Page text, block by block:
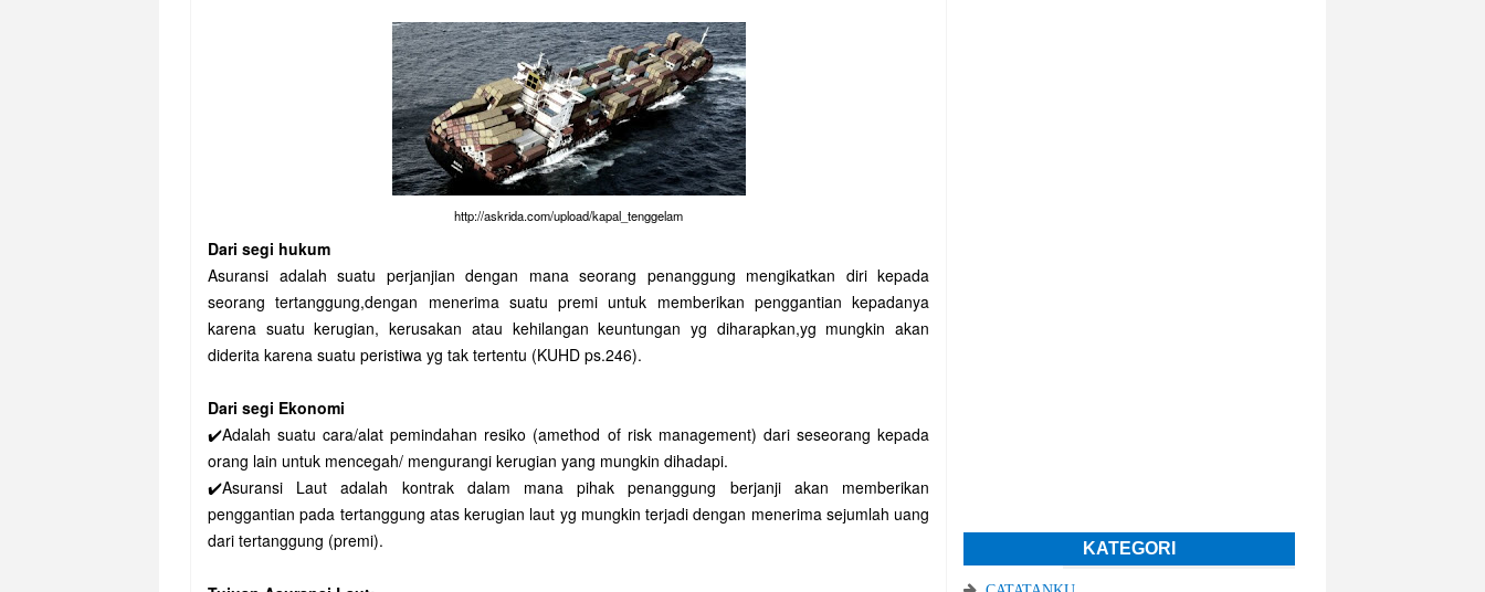
http://askrida.com/upload/kapal_tenggelam
Dari segi hukum
Asuransi adalah suatu perjanjian dengan mana seorang penanggung mengikatkan diri kepada
seorang tertanggung,dengan menerima suatu premi untuk memberikan penggantian kepadanya
karena suatu kerugian, kerusakan atau kehilangan keuntungan yg diharapkan,yg mungkin akan
diderita karena suatu peristiwa yg tak tertentu (KUHD ps.246).
Dari segi Ekonomi
✔️Adalah suatu cara/alat pemindahan resiko (amethod of risk management) dari seseorang kepada
orang lain untuk mencegah/ mengurangi kerugian yang mungkin dihadapi.
✔️Asuransi Laut adalah kontrak dalam mana pihak penanggung berjanji akan memberikan
penggantian pada tertanggung atas kerugian laut yg mungkin terjadi dengan menerima sejumlah uang
dari tertanggung (premi).
KATEGORI